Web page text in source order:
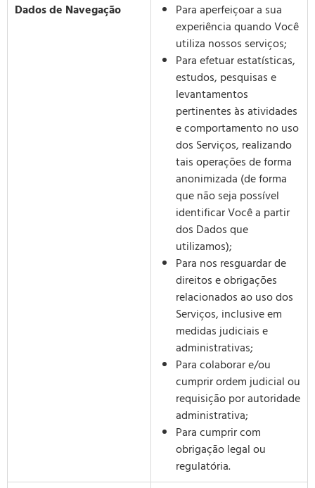
Dados de Navegação
Para aperfeiçoar a sua
experiência quando Você
utiliza nossos serviços;
Para efetuar estatísticas,
estudos, pesquisas e
levantamentos
pertinentes às atividades
e comportamento no uso
dos Serviços, realizando
tais operações de forma
anonimizada (de forma
que não seja possível
identificar Você a partir
dos Dados que
utilizamos);
Para nos resguardar de
direitos e obrigações
relacionados ao uso dos
Serviços, inclusive em
medidas judiciais e
administrativas;
Para colaborar e/ou
cumprir ordem judicial ou
requisição por autoridade
administrativa;
Para cumprir com
obrigação legal ou
regulatória.